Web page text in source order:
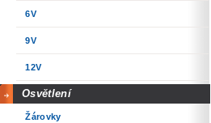
6V
9V
12V
Osvětlení
Žárovky